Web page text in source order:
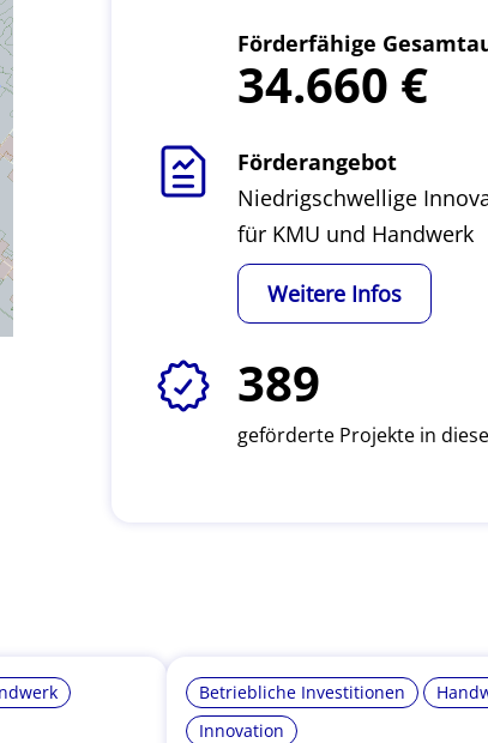
Förderfähige
34.660
Förderangebot
Niedrigschwellige
für KMU und Handwerk
Weitere Infos
389
geförderte Projekte in
Betriebliche Investitionen
Innovation